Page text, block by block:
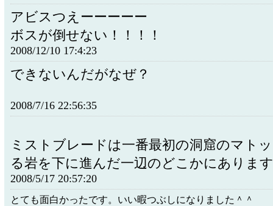
アビスつえーーーーー
ボスが倒せない！！！！
2008/12/10 17:4:23
できないんだがなぜ？
2008/7/16 22:56:35
ミストブレードは一番最初の洞窟のマト
る岩を下に進んだ一辺のどこかにありま
2008/5/17 20:57:20
とても面白かったです。いい暇つぶしになりました＾＾